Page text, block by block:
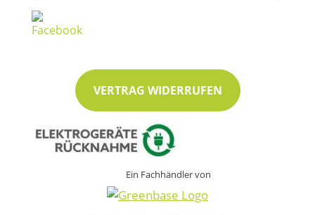
VERTRAG WIDERRUFEN
Ein Fachhändler von